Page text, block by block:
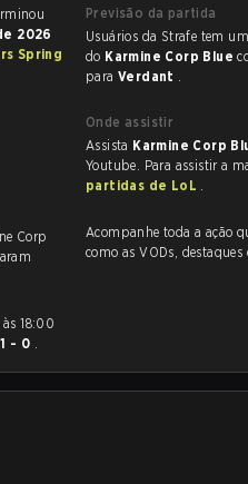
League of Legends terminou
2026
Spring
Corp
1 - 0 .
Previsão da partida
Usuários da Strafe tem um favorito absoluto para a partida, e preveem a vitória
do Karmine Corp Blue
para Verdant .
Onde assistir
Assista Karmine Corp
Youtube. Para assistir a
partidas de LoL .
Acompanhe toda a ação
como as VODs,